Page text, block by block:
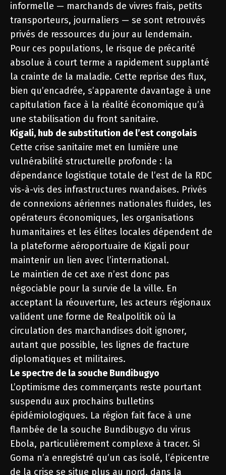
informelle — marchands de vivres frais, petits
transporteurs, journaliers — se sont retrouvés
privés de ressources du jour au lendemain.
Pour ces populations, le risque de précarité
absolue à court terme a rapidement supplanté
la crainte de la maladie. Cette reprise des flux,
bien qu’encadrée, s’apparente davantage à une
capitulation face à la réalité économique qu’à
une stabilisation du front sanitaire.
Kigali, hub de substitution de l’est congolais
Cette crise sanitaire met en lumière une
vulnérabilité structurelle profonde : la
dépendance logistique totale de l’est de la RDC
vis-à-vis des infrastructures rwandaises. Privés
de connexions aériennes nationales fluides, les
opérateurs économiques, les organisations
humanitaires et les élites locales dépendent de
la plateforme aéroportuaire de Kigali pour
maintenir un lien avec l’international.
Le maintien de cet axe n’est donc pas
négociable pour la survie de la ville. En
acceptant la réouverture, les acteurs régionaux
valident une forme de Realpolitik où la
circulation des marchandises doit ignorer,
autant que possible, les lignes de fracture
diplomatiques et militaires.
Le spectre de la souche Bundibugyo
L’optimisme des commerçants reste pourtant
suspendu aux prochains bulletins
épidémiologiques. La région fait face à une
flambée de la souche Bundibugyo du virus
Ebola, particulièrement complexe à tracer. Si
Goma n’a enregistré qu’un cas isolé, l’épicentre
de la crise se situe plus au nord, dans la